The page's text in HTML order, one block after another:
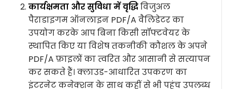
कार्यक्षमता और सुविधा में वृद्धिविजुअल
पैराडाइगम ऑनलाइन PDF/A वैलिडेटर का
उपयोग करके आप बिना किसी सॉफ्टवेयर के
स्थापित किए या विशेष तकनीकी कौशल के अपने
PDF/A फ़ाइलों का त्वरित और आसानी से सत्यापन
कर सकते हैं। क्लाउड-आधारित उपकरण का
इंटरनेट कनेक्शन के साथ कहीं से भी पहुंच उपलब्ध